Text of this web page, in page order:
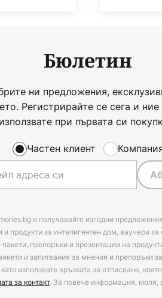
Бюлетин
ни предложения,
Регистрирайте се сега и
при първата си
Частен клиент
и получавайте изгодни
продукти за интелигентен дом, ваучери
препоръки и презентации на
и запитвания за мнения и препоръки
използвате връзката за отписване,
за контакт. За повече информация, моля,